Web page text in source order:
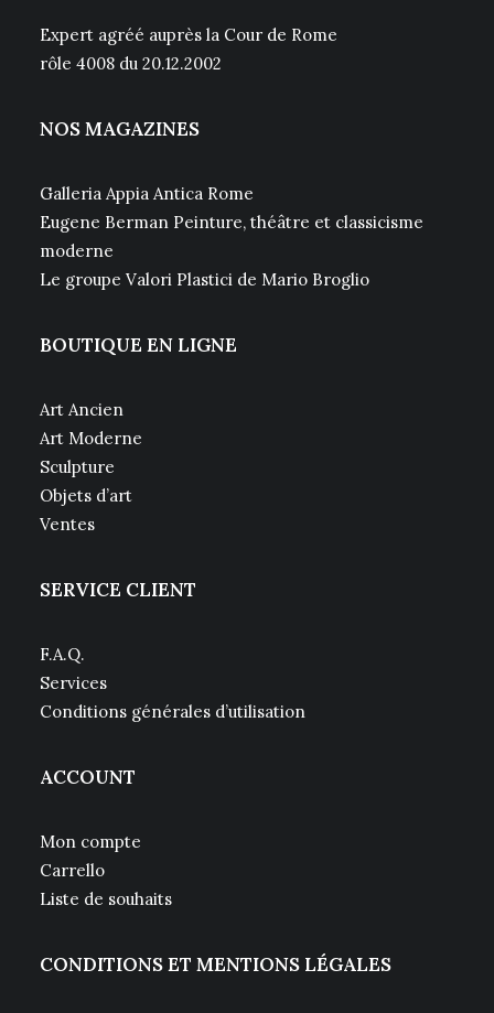
Expert agréé auprès la Cour de Rome
rôle 4008 du 20.12.2002
NOS MAGAZINES
Galleria Appia Antica Rome
Eugene Berman Peinture, théâtre et classicisme
moderne
Le groupe Valori Plastici de Mario Broglio
BOUTIQUE EN LIGNE
Art Ancien
Art Moderne
Sculpture
Objets d’art
Ventes
SERVICE CLIENT
F.A.Q.
Services
Conditions générales d’utilisation
ACCOUNT
Mon compte
Carrello
Liste de souhaits
CONDITIONS ET MENTIONS LÉGALES